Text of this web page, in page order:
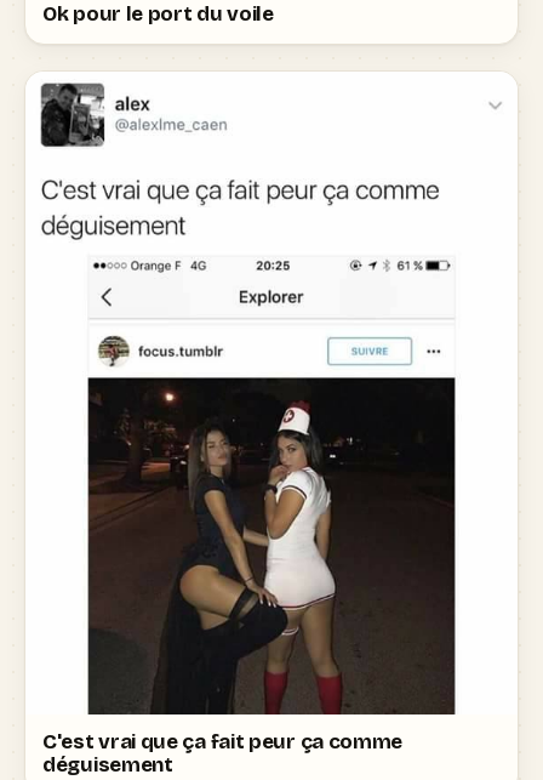
Ok pour le port du voile
C'est vrai que ça fait peur ça comme
déguisement